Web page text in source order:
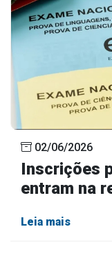
02/06/2026
Inscrições
entram na
Leia mais